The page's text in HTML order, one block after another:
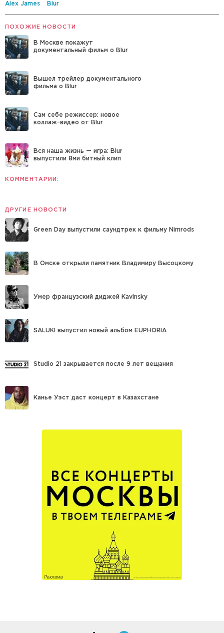
Alex James Blur
ПОХОЖИЕ НОВОСТИ
В Москве покажут
документальный фильм о Blur
Вышел трейлер документального
фильма о Blur
Сам себе режиссер: новое
коллаж-видео от Blur
Вся наша жизнь — игра: Blur
выпустили 8ми битный клип
КОММЕНТАРИИ:
ДРУГИЕ НОВОСТИ
Green Day выпустили саундтрек к фильму Nimrods
В Омске открыли памятник Владимиру Высоцкому
Умер французский диджей Kavinsky
SALUKI выпустил новый альбом EUPHORIA
Studio 21 закрывается после 9 лет вещания
Канье Уэст даст концерт в Казахстане